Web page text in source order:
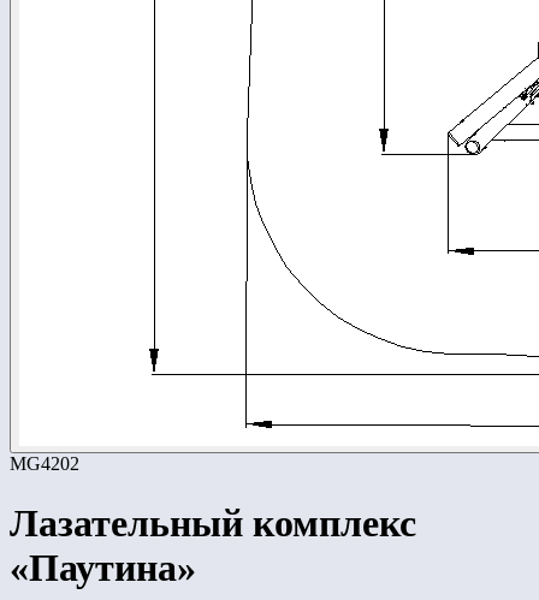
MG4202
Лазательный комплекс
«Паутина»